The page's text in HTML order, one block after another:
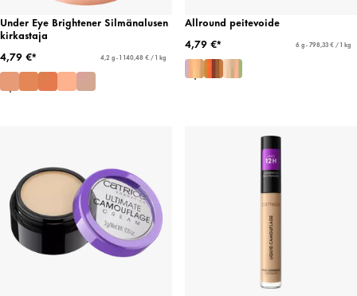
Under Eye Brightener Silmänalusen
kirkastaja
4,79 €*
4,2 g - 1 140,48 € / 1 kg
Allround peitevoide
4,79 €*
6 g - 798,33 € / 1 kg